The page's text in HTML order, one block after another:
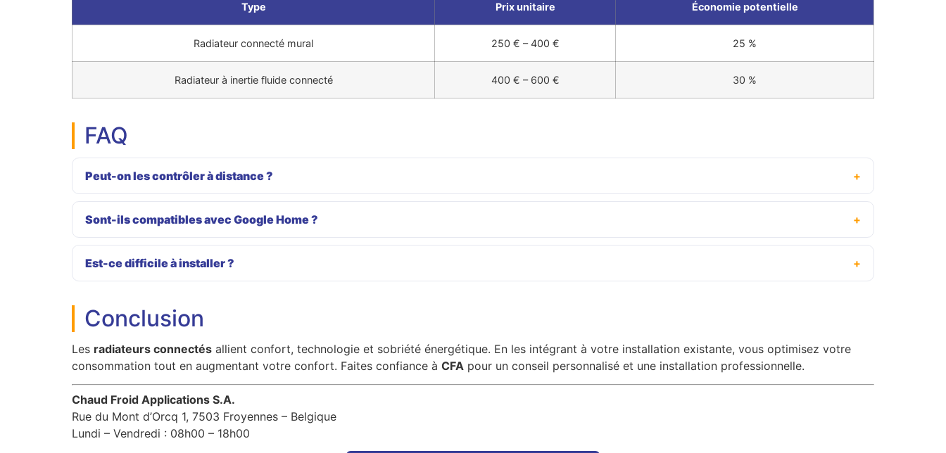
Type Prix unitaire Économie potentielle
Radiateur connecté mural 250 € – 400 € 25 %
Radiateur à inertie fluide connecté 400 € – 600 € 30 %
FAQ
Peut-on les contrôler à distance ?
Sont-ils compatibles avec Google Home ?
Est-ce difficile à installer ?
Conclusion
Les radiateurs connectés allient confort, technologie et sobriété énergétique. En les intégrant à votre installation existante, vous optimisez votre
consommation tout en augmentant votre confort. Faites confiance à CFA pour un conseil personnalisé et une installation professionnelle.
Chaud Froid Applications S.A.
Rue du Mont d’Orcq 1, 7503 Froyennes – Belgique
Lundi – Vendredi : 08h00 – 18h00